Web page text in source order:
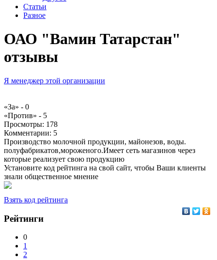
Статьи
Разное
ОАО "Вамин Татарстан"
отзывы
Я менеджер этой организации
«За» - 0
«Против» - 5
Просмотры: 178
Комментарии: 5
Производство молочной продукции, майонезов, воды.
полуфабрикатов,мороженого.Имеет сеть магазинов через
которые реализует свою продукцию
Установите код рейтинга на свой сайт, чтобы Ваши клиенты
знали общественное мнение
Взять код рейтинга
Рейтинги
0
1
2